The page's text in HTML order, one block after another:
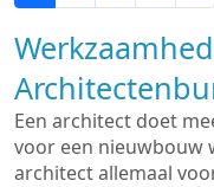
Een architect doet
voor een nieuwbouw
architect allemaal